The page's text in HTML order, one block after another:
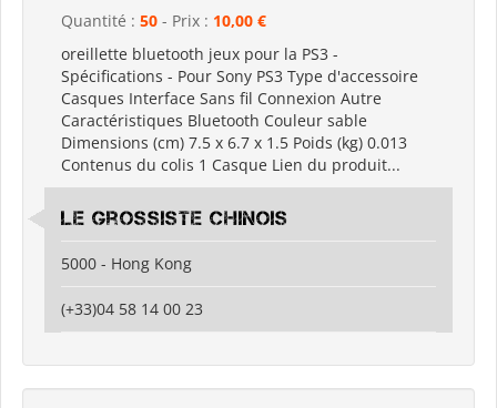
Quantité : 50 - Prix : 10,00 €
oreillette bluetooth jeux pour la PS3 -
Spécifications - Pour Sony PS3 Type d'accessoire
Casques Interface Sans fil Connexion Autre
Caractéristiques Bluetooth Couleur sable
Dimensions (cm) 7.5 x 6.7 x 1.5 Poids (kg) 0.013
Contenus du colis 1 Casque Lien du produit...
Le grossiste chinois
5000 - Hong Kong
(+33)04 58 14 00 23